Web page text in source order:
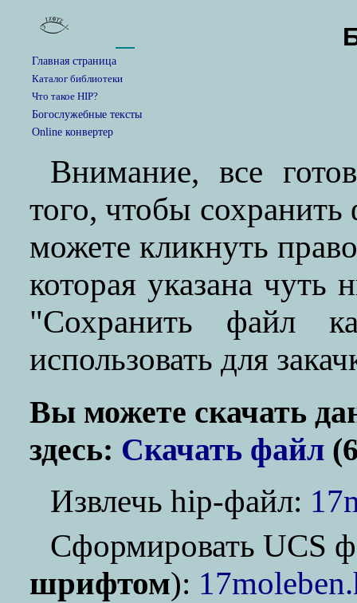
Главная страница
Каталог библиотеки
Что такое HIP?
Богослужебные тексты
Online конвертер
Внимание, все
того, чтобы
можете кликнуть
которая указана
"Сохранить файл
использовать для
Вы можете скачать
здесь: Скачать файл
Извлечь hip-файл:
Cформировать UCS
шрифтом):